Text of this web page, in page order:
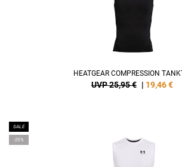
HEATGEAR COMPRESSION
UVP 25,95 € | 19,46€
SALE
-25%